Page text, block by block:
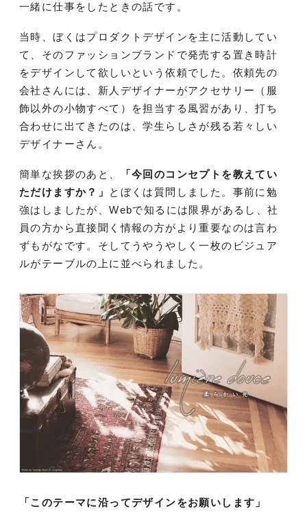
一緒に仕事をしたときの話です。
当時、ぼくはプロダクトデザインを主に活動してい
て、そのファッションブランドで発売する置き時計
をデザインして欲しいという依頼でした。依頼先の
会社さんには、新人デザイナーがアクセサリー（服
飾以外の小物すべて）を担当する風習があり、打ち
合わせに出てきたのは、学生らしさが残る若々しい
デザイナーさん。
簡単な挨拶のあと、
「今回のコンセプトを教えてい
ただけますか？」
とぼくは質問しました。事前に勉
強はしましたが、Webで知るには限界があるし、社
員の方から直接聞く情報の方がより重要なのは言わ
ずもがなです。そしてうやうやしく一枚のビジュア
ルがテーブルの上に並べられました。
「このテーマに沿ってデザインをお願いします」